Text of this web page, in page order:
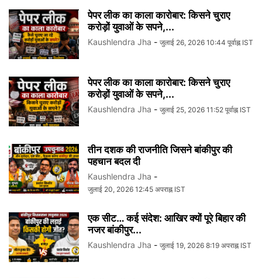
पेपर लीक का काला कारोबार: किसने चुराए
करोड़ों युवाओं के सपने,...
Kaushlendra Jha - जुलाई 26, 2026 10:44 पूर्वाह्न IST
पेपर लीक का काला कारोबार: किसने चुराए
करोड़ों युवाओं के सपने,...
Kaushlendra Jha - जुलाई 25, 2026 11:52 पूर्वाह्न IST
तीन दशक की राजनीति जिसने बांकीपुर की
पहचान बदल दी
Kaushlendra Jha -
जुलाई 20, 2026 12:45 अपराह्न IST
एक सीट… कई संदेश: आखिर क्यों पूरे बिहार की
नजर बांकीपुर...
Kaushlendra Jha - जुलाई 19, 2026 8:19 अपराह्न IST